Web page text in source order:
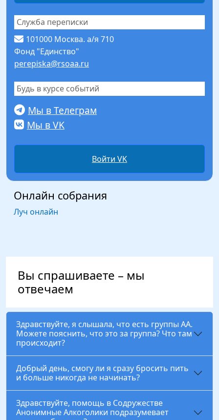
Служба переписки
101000 Москва. а/я 710
Фонд "Единство"
perepiska@rsoaa.ru
Будь в курсе событий
Мы в Телеграм
Мы в VK
Войти VK
Онлайн собрания
Луч онлайн
Вы спрашиваете – мы
отвечаем
Здравствуйте, я слышала, что есть группы АА.
Можете пояснить, что это за группа? Что там
происходит?
Добрый день, смогу ли я сразу бросить пить
и больше никогда не начинать?
Здравствуйте, помощь в Содружестве
Анонимные Алкоголики подразумевает